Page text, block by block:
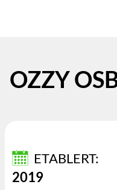
OZZY
ETABLERT:
2019